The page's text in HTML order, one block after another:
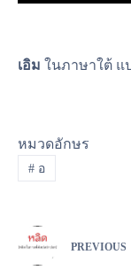
เอิม ในภาษาใต้ แ
หมวดอักษร
#อ
PREVIOUS